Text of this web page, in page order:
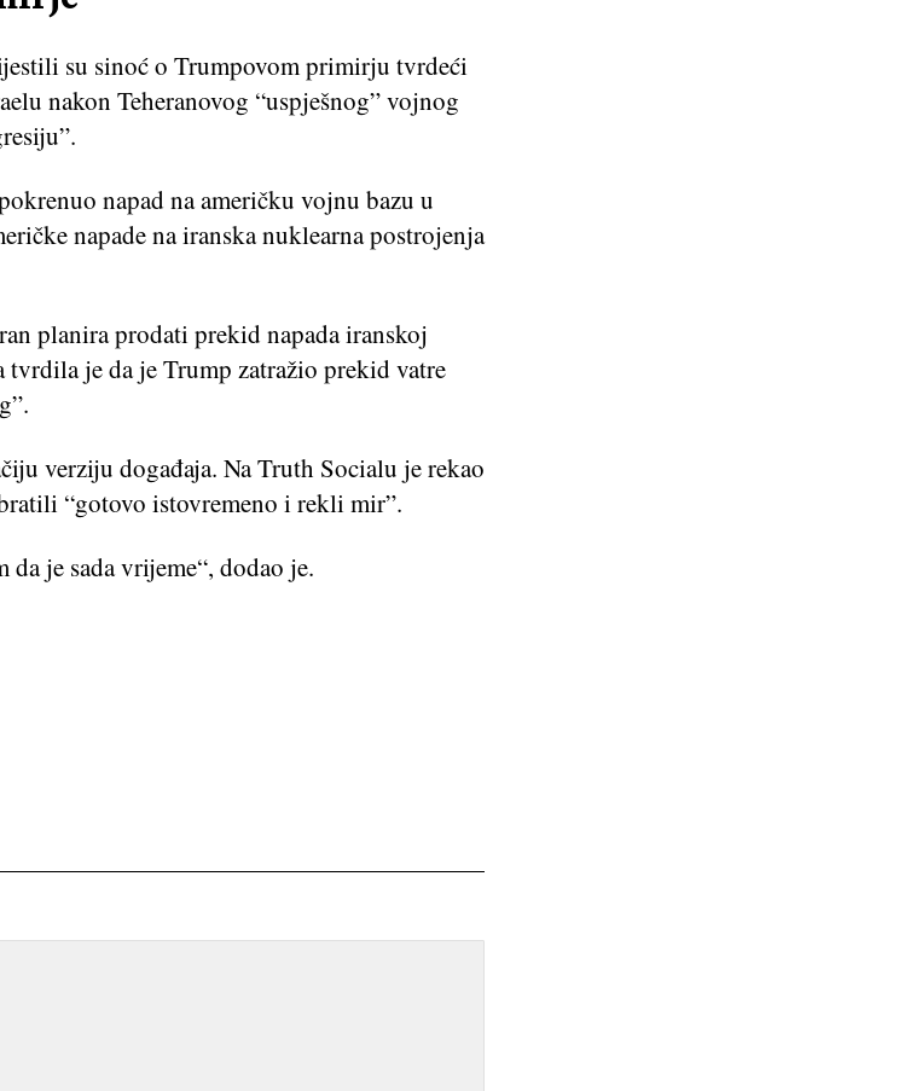
su sinoć o Trumpovom primirju tvrdeći
nakon Teheranovog “uspješnog” vojnog
napad na američku vojnu bazu u
napade na iranska nuklearna postrojenja
planira prodati prekid napada iranskoj
je da je Trump zatražio prekid vatre
verziju događaja. Na Truth Socialu je rekao
“gotovo istovremeno i rekli mir”.
je sada vrijeme“, dodao je.